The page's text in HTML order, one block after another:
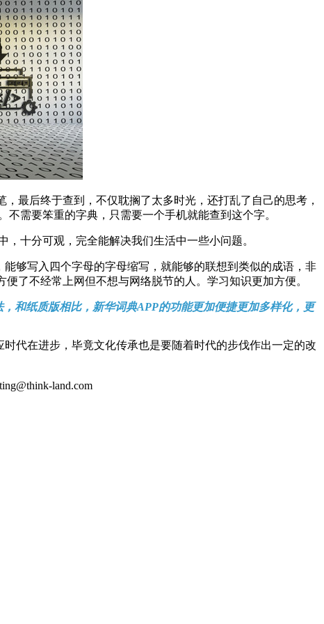
最后终于查到，不仅耽搁了太多时光，还打乱了自己的思考，
需要笨重的字典，只需要一个手机就能查到这个字。
十分可观，完全能解决我们生活中一些小问题。
够写入四个字母的字母缩写，就能够的联想到类似的成语，非
了不经常上网但不想与网络脱节的人。学习知识更加方便。
和纸质版相比，新华词典APP的功能更加便捷更加多样化，更
代在进步，毕竟文化传承也是要随着时代的步伐作出一定的改
land.com